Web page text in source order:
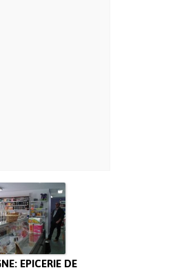
EPICERIE DE